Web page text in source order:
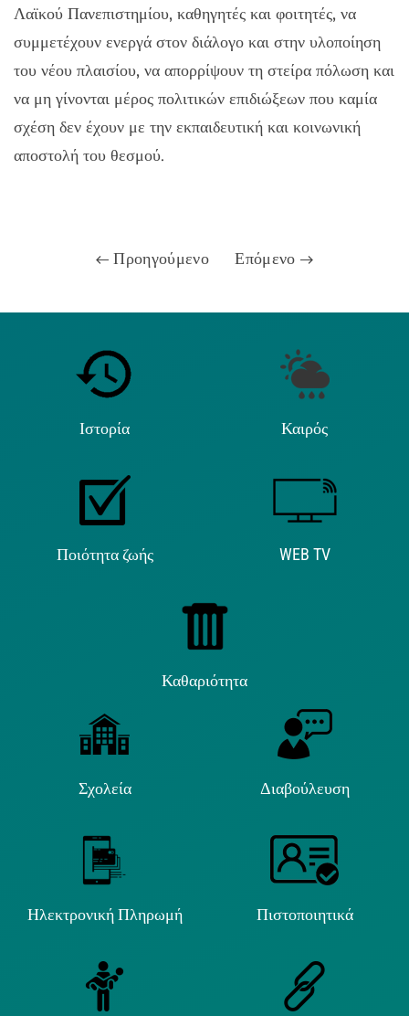
Λαϊκού Πανεπιστημίου, καθηγητές και φοιτητές, να
συμμετέχουν ενεργά στον διάλογο και στην υλοποίηση
του νέου πλαισίου, να απορρίψουν τη στείρα πόλωση και
να μη γίνονται μέρος πολιτικών επιδιώξεων που καμία
σχέση δεν έχουν με την εκπαιδευτική και κοινωνική
αποστολή του θεσμού.
Προηγούμενο Επόμενο
Ιστορία Καιρός
Ποιότητα ζωής WEB TV
Καθαριότητα
Σχολεία Διαβούλευση
Ηλεκτρονική Πληρωμή Πιστοποιητικά